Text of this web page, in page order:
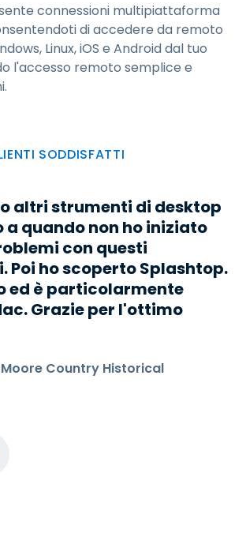
connessioni multipiattaforma
di accedere da remoto
Linux, iOS e Android dal tuo
l'accesso remoto semplice e
SODDISFATTI
altri strumenti di desktop
a quando non ho iniziato
con questi
Poi ho scoperto Splashtop.
ed è particolarmente
Grazie per l'ottimo
Moore Country Historical